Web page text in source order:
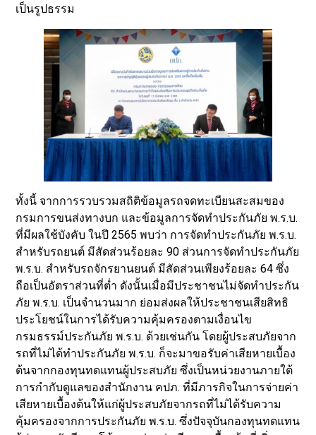
เป็นรูปธรรม
ทั้งนี้ จากการรวบรวมสถิติข้อมูลรถจดทะเบียนสะสมของ
กรมการขนส่งทางบก และข้อมูลการจัดทำประกันภัย พ.ร.บ.
ที่มีผลใช้บังคับ ในปี 2565 พบว่า การจัดทำประกันภัย พ.ร.บ.
สำหรับรถยนต์ มีสัดส่วนร้อยละ 90 ส่วนการจัดทำประกันภัย
พ.ร.บ. สำหรับรถจักรยานยนต์ มีสัดส่วนเพียงร้อยละ 64 ซึ่ง
ถือเป็นอัตราส่วนที่ต่ำ ดังนั้นเมื่อมีประชาชนไม่จัดทำประกัน
ภัย พ.ร.บ. เป็นจำนวนมาก ย่อมส่งผลให้ประชาชนเสียสิทธิ
ประโยชน์ในการได้รับความคุ้มครองตามเงื่อนไข
กรมธรรม์ประกันภัย พ.ร.บ. ด้วยเช่นกัน โดยผู้ประสบภัยจาก
รถที่ไม่ได้ทำประกันภัย พ.ร.บ. ก็จะมาขอรับค่าเสียหายเบื้อง
ต้นจากกองทุนทดแทนผู้ประสบภัย ซึ่งเป็นหน่วยงานภายใต้
การกำกับดูแลของสำนักงาน คปภ. ที่มีภารกิจในการจ่ายค่า
เสียหายเบื้องต้นให้แก่ผู้ประสบภัยจากรถที่ไม่ได้รับความ
คุ้มครองจากการประกันภัย พ.ร.บ. ซึ่งปัจจุบันกองทุนทดแทน